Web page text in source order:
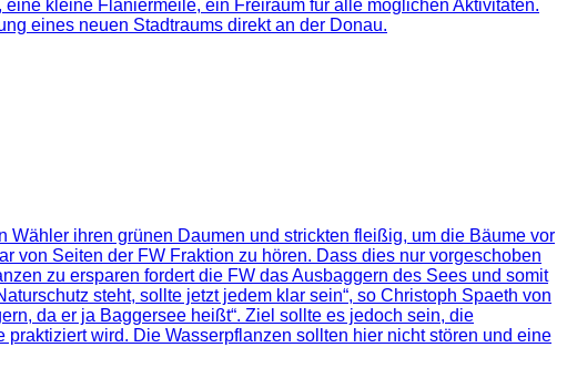
kleine Flaniermeile, ein Freiraum für alle möglichen Aktivitäten.
eines neuen Stadtraums direkt an der Donau.
ihren grünen Daumen und strickten fleißig, um die Bäume vor
von Seiten der FW Fraktion zu hören. Dass dies nur vorgeschoben
zu ersparen fordert die FW das Ausbaggern des Sees und somit
steht, sollte jetzt jedem klar sein“, so Christoph Spaeth von
da er ja Baggersee heißt“. Ziel sollte es jedoch sein, die
wird. Die Wasserpflanzen sollten hier nicht stören und eine